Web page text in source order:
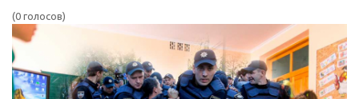
(0 голосов)